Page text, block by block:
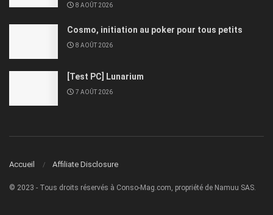
8 AOÛT 2026
Cosmo, initiation au poker pour tous petits
8 AOÛT 2026
[Test PC] Lunarium
7 AOÛT 2026
Accueil Affiliate Disclosure
© 2023 - Tous droits réservés à Conso-Mag.com, propriété de Namuu SAS.